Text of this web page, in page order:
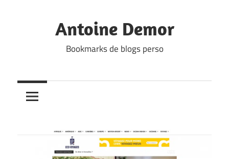
Antoine Demor
Bookmarks de blogs perso